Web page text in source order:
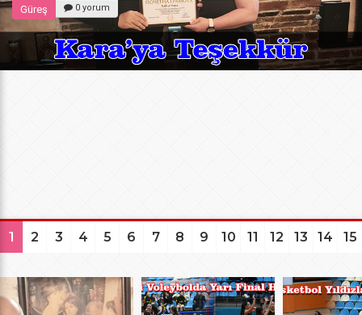
Güreş 0 yorum
1 2 3 4 5 6 7 8 9 10 11 12 13 14 15